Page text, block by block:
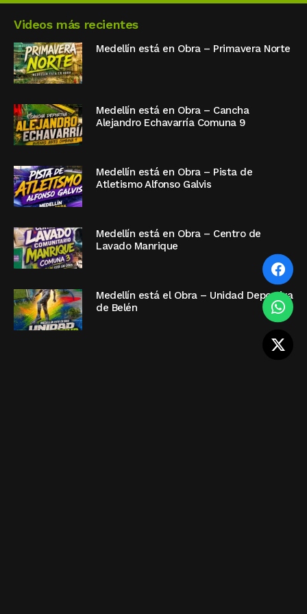
Videos más recientes
Medellín está en Obra – Primavera Norte
Medellín está en Obra – Cancha
Alejandro Echavarría Comuna 9
Medellín está en Obra – Pista de
Atletismo Alfonso Galvis
Medellín está en Obra – Centro de
Lavado Manrique
Medellín está el Obra – Unidad Deportiva
de Belén